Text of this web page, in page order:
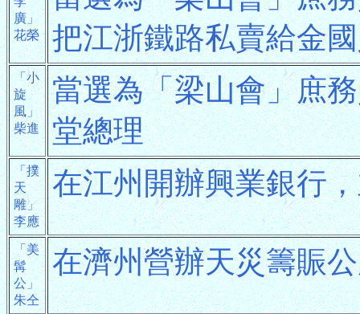
廣」
花榮
把江浙鐵路私賣給金
「小
旋
風」
柴進
當選為「梁山會」庶
堂總理
「撲
天
雕」
李應
在江州開辦興業銀行
「美
髯
公」
朱仝
在濟州營辦天災籌賑